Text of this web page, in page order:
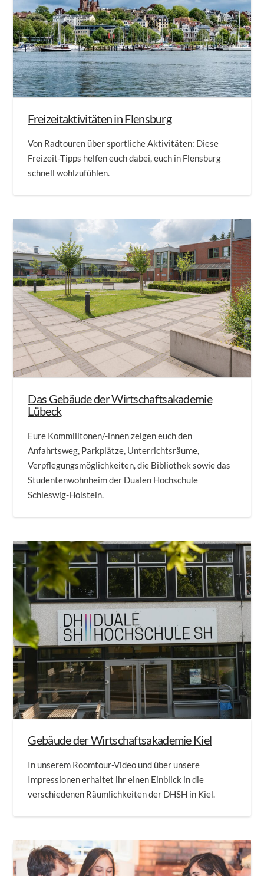
Freizeitaktivitäten in Flensburg
Von Radtouren über sportliche Aktivitäten: Diese
Freizeit-Tipps helfen euch dabei, euch in Flensburg
schnell wohlzufühlen.
Das Gebäude der Wirtschaftsakademie
Lübeck
Eure Kommilitonen/-innen zeigen euch den
Anfahrtsweg, Parkplätze, Unterrichtsräume,
Verpflegungsmöglichkeiten, die Bibliothek sowie das
Studentenwohnheim der Dualen Hochschule
Schleswig-Holstein.
Gebäude der Wirtschaftsakademie Kiel
In unserem Roomtour-Video und über unsere
Impressionen erhaltet ihr einen Einblick in die
verschiedenen Räumlichkeiten der DHSH in Kiel.